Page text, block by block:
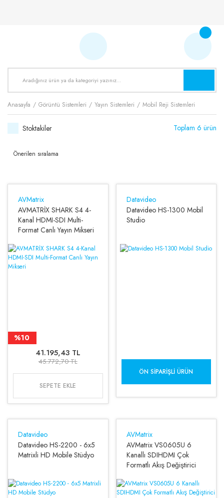
Anasayfa Görüntü Sistemleri Yayın Sistemleri Mobil Reji Sistemleri
Stoktakiler Toplam 6 ürün
AVMatrix
AVMATRİX SHARK S4 4-
Kanal HDMI-SDI Multi-
Format Canlı Yayın Mikseri
%10
41.195,43 TL
45.772,70 TL
SEPETE EKLE
Datavideo
Datavideo HS-1300 Mobil
Studio
ÖN SIPARIŞLI ÜRÜN
Datavideo
Datavideo HS-2200 - 6x5
Matrixli HD Mobile Stüdyo
AVMatrix
AVMatrix VS0605U 6
Kanallı SDIHDMI Çok
Formatlı Akış Değiştirici